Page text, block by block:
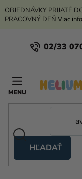
Prejsť
na
OBJEDNÁVKY PRIJATÉ
PRACOVNÝ DEŇ Viac
02/33
HĽADAŤ
stany